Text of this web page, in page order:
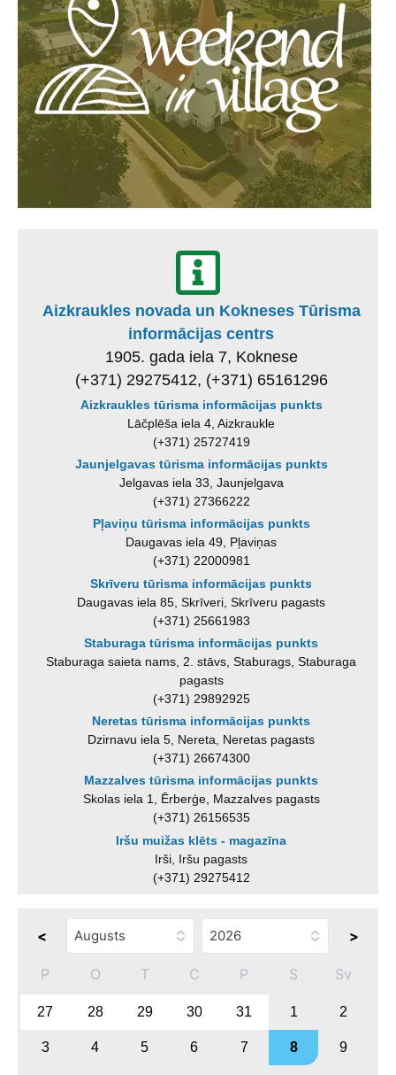
Aizkraukles novada un Kokneses Tūrisma
informācijas centrs
1905. gada iela 7, Koknese
(+371) 29275412, (+371) 65161296
Aizkraukles tūrisma informācijas punkts
Lāčplēša iela 4, Aizkraukle
(+371) 25727419
Jaunjelgavas tūrisma informācijas punkts
Jelgavas iela 33, Jaunjelgava
(+371) 27366222
Pļaviņu tūrisma informācijas punkts
Daugavas iela 49, Pļaviņas
(+371) 22000981
Skrīveru tūrisma informācijas punkts
Daugavas iela 85, Skrīveri, Skrīveru pagasts
(+371) 25661983
Staburaga tūrisma informācijas punkts
Staburaga saieta nams, 2. stāvs, Staburags, Staburaga
pagasts
(+371) 29892925
Neretas tūrisma informācijas punkts
Dzirnavu iela 5, Nereta, Neretas pagasts
(+371) 26674300
Mazzalves tūrisma informācijas punkts
Skolas iela 1, Ērberģe, Mazzalves pagasts
(+371) 26156535
Iršu muižas klēts - magazīna
Irši, Iršu pagasts
(+371) 29275412
< >
P O T C P S Sv
27 28 29 30 31 1 2
3 4 5 6 7 8 9